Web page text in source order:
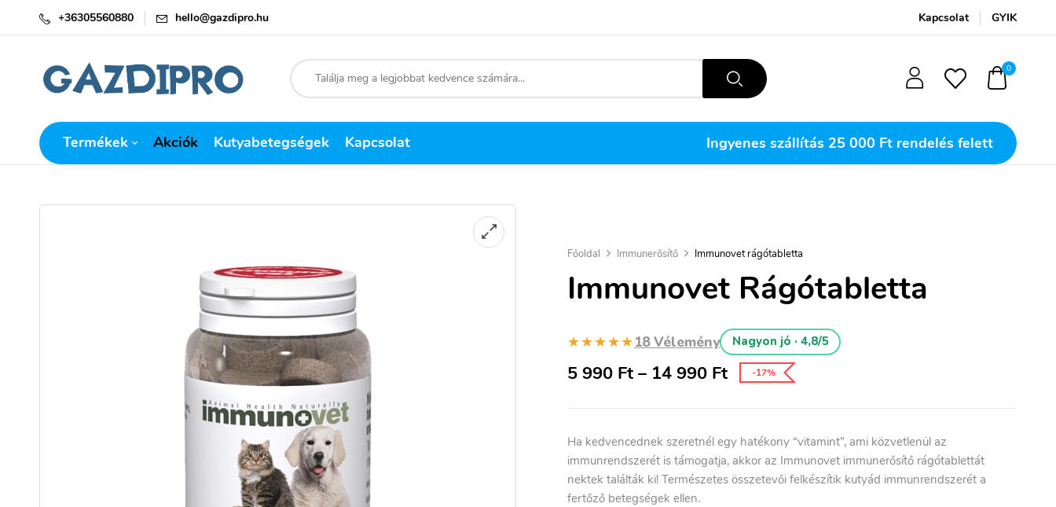
+36305560880 hello@gazdipro.hu Kapcsolat GYIK
0
Termékek Akciók Kutyabetegségek Kapcsolat Ingyenes szállítás 25 000 Ft rendelés felett
Főoldal Immunerősítő Immunovet rágótabletta
Immunovet Rágótabletta
★★★★★18 Vélemény Nagyon jó · 4,8/5
5 990 Ft – 14 990 Ft -17%
Ha kedvencednek szeretnél egy hatékony “vitamint”, ami közvetlenül az
immunrendszerét is támogatja, akkor az Immunovet immunerősítő rágótablettát
nektek találták ki! Természetes összetevői felkészítik kutyád immunrendszerét a
fertőző betegségek ellen.